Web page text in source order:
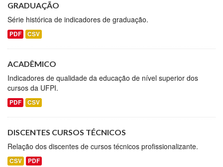
GRADUAÇÃO
Série histórica de indicadores de graduação.
PDF CSV
ACADÊMICO
Indicadores de qualidade da educação de nível superior dos
cursos da UFPI.
PDF CSV
DISCENTES CURSOS TÉCNICOS
Relação dos discentes de cursos técnicos profissionalizante.
CSV PDF